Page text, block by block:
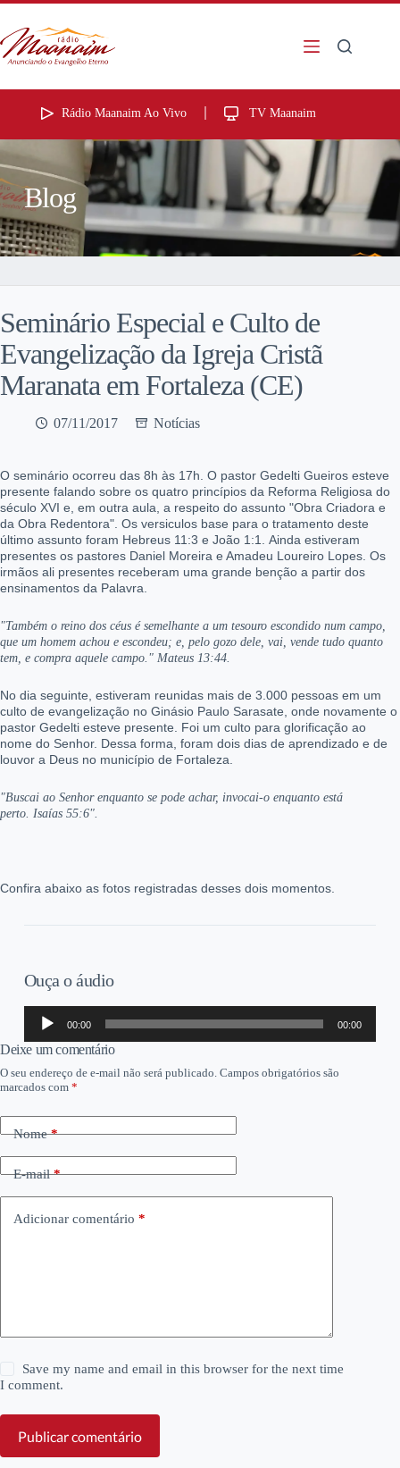
Rádio Maanaim Ao Vivo TV Maanaim
Blog
Seminário Especial e Culto de
Evangelização da Igreja Cristã
Maranata em Fortaleza (CE)
07/11/2017 Notícias
O seminário ocorreu das 8h às 17h. O pastor Gedelti Gueiros esteve
presente falando sobre os quatro princípios da Reforma Religiosa do
século XVI e, em outra aula, a respeito do assunto "Obra Criadora e
da Obra Redentora". Os versiculos base para o tratamento deste
último assunto foram Hebreus 11:3 e João 1:1. Ainda estiveram
presentes os pastores Daniel Moreira e Amadeu Loureiro Lopes. Os
irmãos ali presentes receberam uma grande benção a partir dos
ensinamentos da Palavra.
"Também o reino dos céus é semelhante a um tesouro escondido num campo,
que um homem achou e escondeu; e, pelo gozo dele, vai, vende tudo quanto
tem, e compra aquele campo." Mateus 13:44.
No dia seguinte, estiveram reunidas mais de 3.000 pessoas em um
culto de evangelização no Ginásio Paulo Sarasate, onde novamente o
pastor Gedelti esteve presente. Foi um culto para glorificação ao
nome do Senhor. Dessa forma, foram dois dias de aprendizado e de
louvor a Deus no município de Fortaleza.
"Buscai ao Senhor enquanto se pode achar, invocai-o enquanto está
perto. Isaías 55:6".
Confira abaixo as fotos registradas desses dois momentos.
Ouça o áudio
Tocador
áudio
00:00 00:00
Deixe um comentário
O seu endereço de e-mail não será publicado. Campos obrigatórios são
marcados com *
Nome*
E-mail*
Adicionar comentário *
Save my name and email in this browser for the next time
I comment.
Publicar comentário